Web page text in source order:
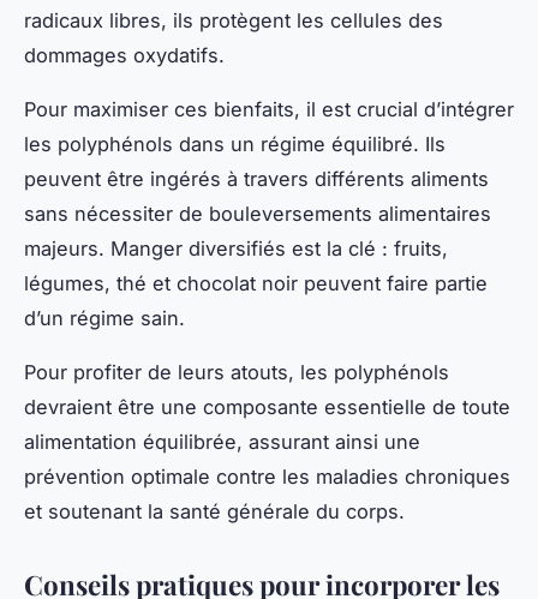
radicaux libres, ils protègent les cellules des
dommages oxydatifs.
Pour maximiser ces bienfaits, il est crucial d’intégrer
les polyphénols dans un régime équilibré. Ils
peuvent être ingérés à travers différents aliments
sans nécessiter de bouleversements alimentaires
majeurs. Manger diversifiés est la clé : fruits,
légumes, thé et chocolat noir peuvent faire partie
d’un régime sain.
Pour profiter de leurs atouts, les polyphénols
devraient être une composante essentielle de toute
alimentation équilibrée, assurant ainsi une
prévention optimale contre les maladies chroniques
et soutenant la santé générale du corps.
Conseils pratiques pour incorporer les